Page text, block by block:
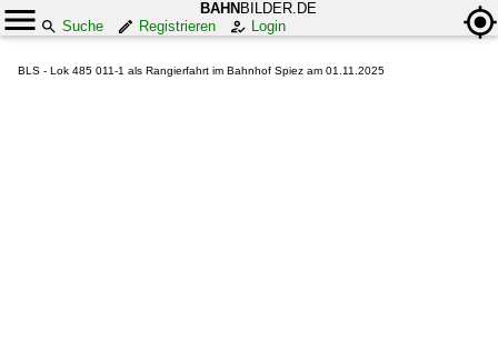
BAHN BILDER.DE
Suche
Registrieren Login
BLS - Lok 485 011-1 als Rangierfahrt im Bahnhof Spiez am 01.11.2025